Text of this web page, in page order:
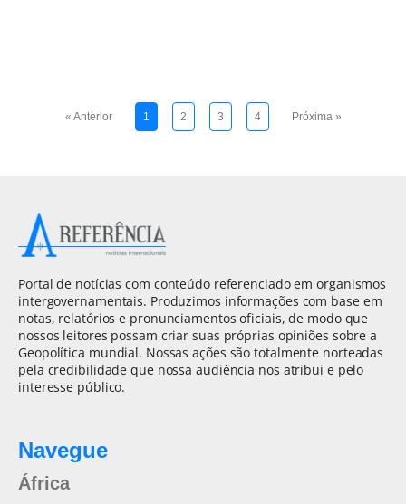
« Anterior 1 2 3 4 Próxima »
Portal de notícias com conteúdo referenciado em organismos
intergovernamentais. Produzimos informações com base em
notas, relatórios e pronunciamentos oficiais, de modo que
nossos leitores possam criar suas próprias opiniões sobre a
Geopolítica mundial. Nossas ações são totalmente norteadas
pela credibilidade que nossa audiência nos atribui e pelo
interesse público.
Navegue
África